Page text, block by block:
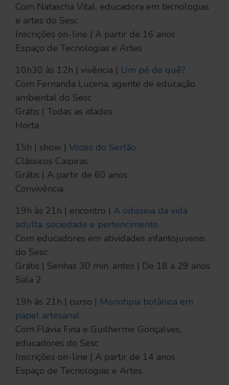
Com Natascha Vital, educadora em tecnologias
e artes do Sesc
Inscrições on-line | A partir de 16 anos
Espaço de Tecnologias e Artes
10h30 às 12h | vivência | Um pé de quê?
Com Fernanda Lucena, agente de educação
ambiental do Sesc
Grátis | Todas as idades
Horta
15h | show | Vozes do Sertão
Clássicos Caipiras
Grátis | A partir de 60 anos
Convivência
19h às 21h | encontro | A odisseia da vida
adulta: sociedade e pertencimento
Com educadores em atividades infantojuvenis
do Sesc
Grátis | Senhas 30 min. antes | De 18 a 29 anos
Sala 2
19h às 21h | curso | Monotipia botânica em
papel artesanal
Com Flávia Fina e Guilherme Gonçalves,
educadores do Sesc
Inscrições on-line | A partir de 14 anos
Espaço de Tecnologias e Artes